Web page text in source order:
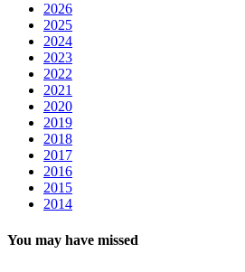
2026
2025
2024
2023
2022
2021
2020
2019
2018
2017
2016
2015
2014
You may have missed